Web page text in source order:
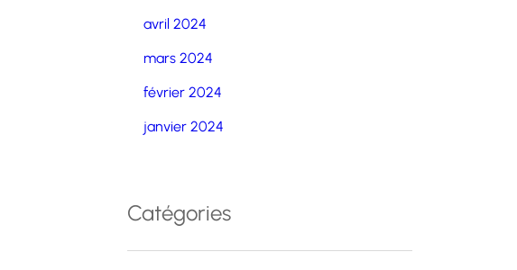
avril 2024
mars 2024
février 2024
janvier 2024
Catégories